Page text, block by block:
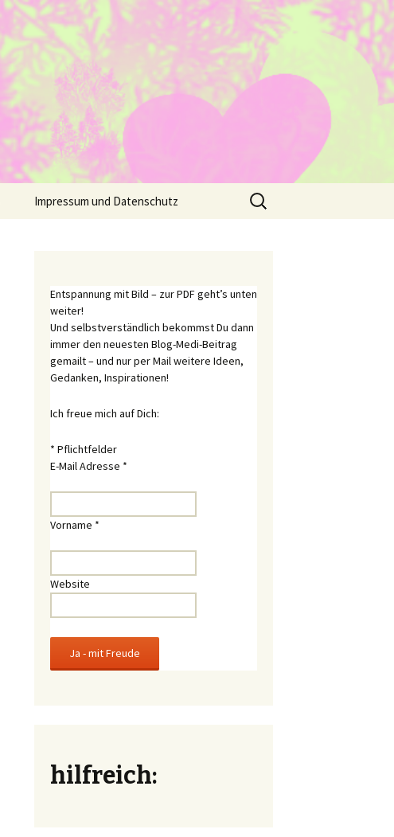
Impressum und Datenschutz
Suche
nach:
Entspannung mit Bild – zur PDF geht’s unten
weiter!
Und selbstverständlich bekommst Du dann
immer den neuesten Blog-Medi-Beitrag
gemailt – und nur per Mail weitere Ideen,
Gedanken, Inspirationen!
Ich freue mich auf Dich:
* Pflichtfelder
E-Mail Adresse *
Vorname *
Website
hilfreich: